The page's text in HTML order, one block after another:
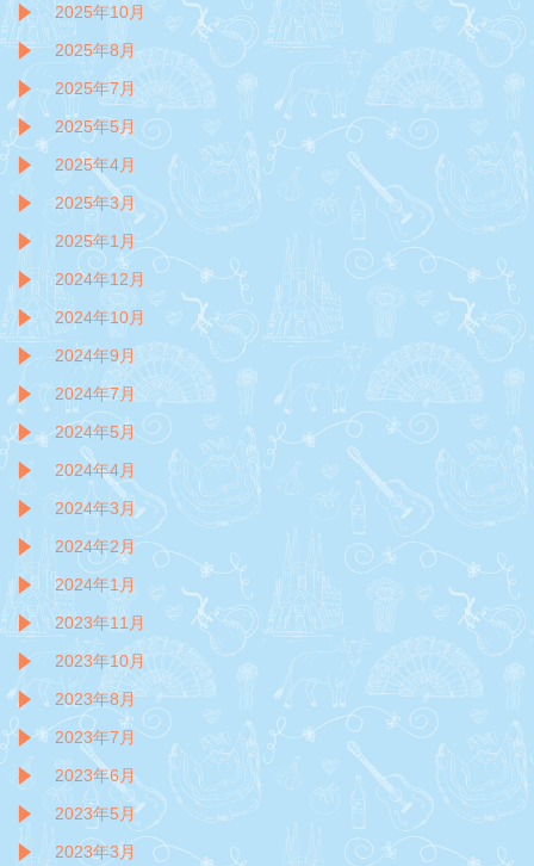
2025年10月
2025年8月
2025年7月
2025年5月
2025年4月
2025年3月
2025年1月
2024年12月
2024年10月
2024年9月
2024年7月
2024年5月
2024年4月
2024年3月
2024年2月
2024年1月
2023年11月
2023年10月
2023年8月
2023年7月
2023年6月
2023年5月
2023年3月